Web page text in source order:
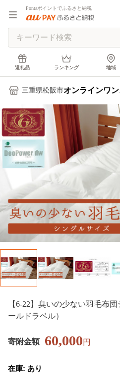
Pontaポイントでふるさと納税
返礼品 ランキング 地域
三重県松阪市オンラインワ
【6-22】臭いの少ない羽毛布
ールドラベル）
寄附金額 60,000円
在庫: あり